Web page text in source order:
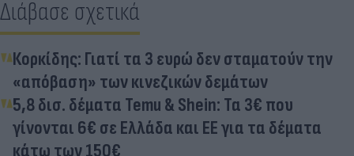
Διάβασε σχετικά
Κορκίδης: Γιατί τα 3 ευρώ δεν σταματούν την
«απόβαση» των κινεζικών δεμάτων
5,8 δισ. δέματα Temu & Shein: Τα 3€ που
γίνονται 6€ σε Ελλάδα και ΕΕ για τα δέματα
κάτω των 150€